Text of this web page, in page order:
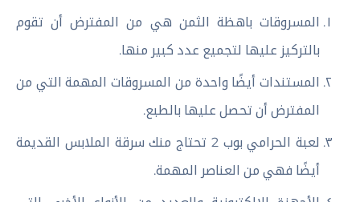
المسروقات باهظة الثمن هي من المفترض أن تقوم
بالتركيز عليها لتجميع عدد كبير منها.
المستندات أيضًا واحدة من المسروقات المهمة التي من
المفترض أن تحصل عليها بالطبع.
لعبة الحرامي بوب 2 تحتاج منك سرقة الملابس القديمة
أيضًا فهي من العناصر المهمة.